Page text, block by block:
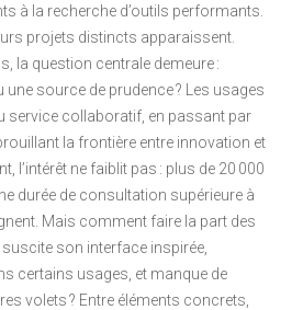
à la recherche d’outils performants.
projets distincts apparaissent.
la question centrale demeure :
une source de prudence ? Les usages
service collaboratif, en passant par
la frontière entre innovation et
l’intérêt ne faiblit pas : plus de 20 000
durée de consultation supérieure à
Mais comment faire la part des
son interface inspirée,
certains usages, et manque de
volets ? Entre éléments concrets,